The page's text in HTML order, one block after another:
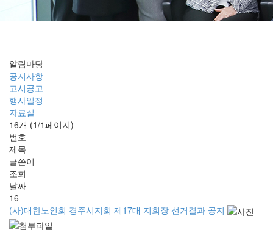
알림마당
공지사항
고시공고
행사일정
자료실
16개 (1/1페이지)
번호
제목
글쓴이
조회
날짜
16
(사)대한노인회 경주시지회 제17대 지회장 선거결과 공지